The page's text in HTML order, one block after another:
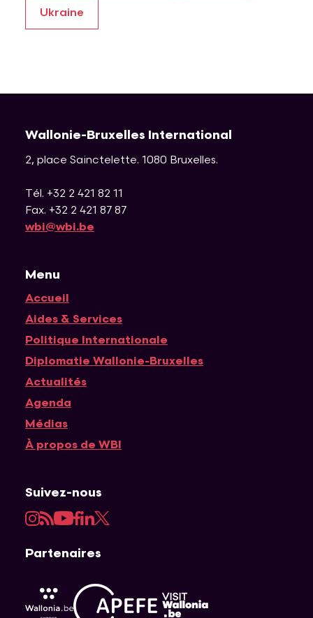
Ukraine
Wallonie-Bruxelles International
2, place Sainctelette. 1080 Bruxelles.
Tél. +32 2 421 82 11
Fax. +32 2 421 87 87
wbi@wbi.be
Menu
Accueil
Navigation principale
Aides & Services
Politique Internationale
Diplomatie Wallonie-Bruxelles
Actualités
Agenda
Médias
À propos de WBI
Suivez-nous
Instagram
RSSYouTube
Facebook
LinkedIn
Twitter
Partenaires
AWEX
Visit Wallonia